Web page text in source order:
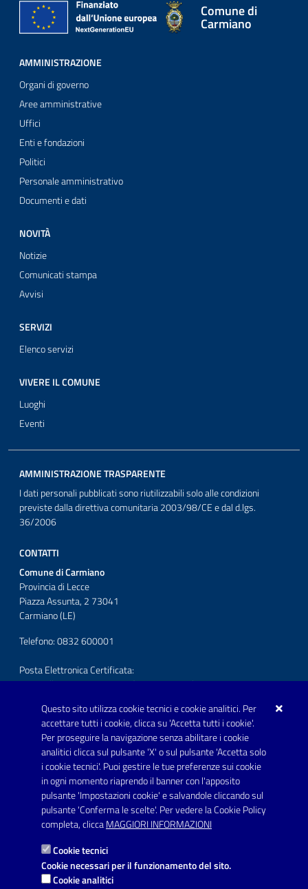
Questo sito utilizza cookie tecnici e cookie analitici. Per
accettare tutti i cookie, clicca su 'Accetta tutti i cookie'.
Per proseguire la navigazione senza abilitare i cookie
analitici clicca sul pulsante 'X' o sul pulsante 'Accetta solo
i cookie tecnici'. Puoi gestire le tue preferenze sui cookie
in ogni momento riaprendo il banner con l'apposito
pulsante 'Impostazioni cookie' e salvandole cliccando sul
pulsante 'Conferma le scelte'. Per vedere la Cookie Policy
completa, cliccaMAGGIORI INFORMAZIONI
Cookie tecnici
Cookie necessari per il funzionamento del sito.
Cookie analitici
Comune di
Carmiano
AMMINISTRAZIONE
Organi di governo
Aree amministrative
Uffici
Enti e fondazioni
Politici
Personale amministrativo
Documenti e dati
NOVITÀ
Notizie
Comunicati stampa
Avvisi
SERVIZI
Elenco servizi
VIVERE IL COMUNE
Luoghi
Eventi
AMMINISTRAZIONE TRASPARENTE
I dati personali pubblicati sono riutilizzabili solo alle condizioni
previste dalla direttiva comunitaria 2003/98/CE e dal d.lgs.
36/2006
CONTATTI
Comune di Carmiano
Provincia di Lecce
Piazza Assunta, 2 73041
Carmiano (LE)
Telefono: 0832 600001
Posta Elettronica Certificata:
protocollo.comunecarmiano@pec.rupar.puglia.it
URP - Ufficio Relazioni con il Pubblico
SEGUICI SU
Youtube
Link utili
Informativa privacy
Dichiarazione di accessibilità